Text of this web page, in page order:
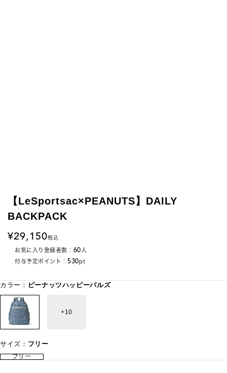
【LeSportsac×PEANUTS】DAILY
BACKPACK
29,150税込
お気に入り登録者数： 60人
付与予定ポイント： 530pt
カラー： ピーナッツハッピーパルズ
10
サイズ： フリー
フリー